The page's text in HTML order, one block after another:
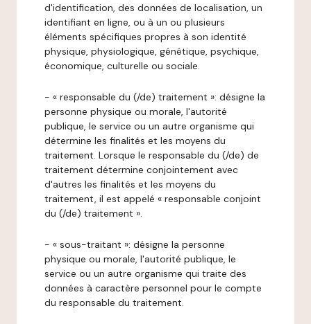
d'identification, des données de localisation, un
identifiant en ligne, ou à un ou plusieurs
éléments spécifiques propres à son identité
physique, physiologique, génétique, psychique,
économique, culturelle ou sociale.
- « responsable du (/de) traitement »: désigne la
personne physique ou morale, l'autorité
publique, le service ou un autre organisme qui
détermine les finalités et les moyens du
traitement. Lorsque le responsable du (/de) de
traitement détermine conjointement avec
d'autres les finalités et les moyens du
traitement, il est appelé « responsable conjoint
du (/de) traitement ».
- « sous-traitant »: désigne la personne
physique ou morale, l'autorité publique, le
service ou un autre organisme qui traite des
données à caractère personnel pour le compte
du responsable du traitement.